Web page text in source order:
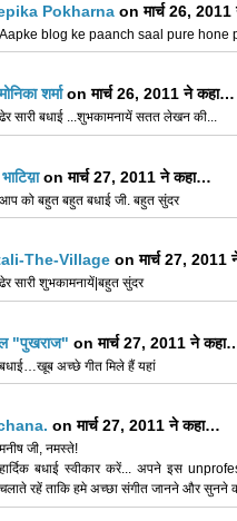
Pokharna on मार्च 26,
Aapke blog ke paanch saal pure hone
शर्माon मार्च 26, 2011 ने कहा…
ढेर सारी बधाई ...शुभकामनायें सतत लेखन की...
on मार्च 27, 2011 ने कहा…
आप को बहुत बहुत बधाई जी. बहुत सुंदर
The-Village on मार्च 27, 2011
ढेर सारी शुभकामनायें|बहुत सुंदर
"पुखराज" on मार्च 27, 2011 ने
बधाई…खूब अच्छे गीत मिले हैं यहां
on मार्च 27, 2011 ने कहा…
मनीष जी, नमस्ते!
हार्दिक बधाई स्वीकार करें... अपने इस
चलाते रहें ताकि हमे अच्छा संगीत जानने और सुनने